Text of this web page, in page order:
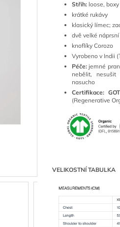
Střih: loose,
krátké rukávy
klasický límec;
dvě velké
knoflíky Corozo
Vyrobeno v Indii
Péče: jemné
nebělit,
nasucho
Certifikace:
(Regenerative
VELIKOSTNÍ TABULKA